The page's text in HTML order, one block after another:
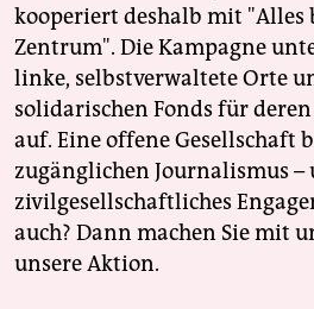
kooperiert deshalb mit
Zentrum". Die Kampagne
linke, selbstverwaltete Orte
solidarischen Fonds für
auf. Eine offene Gesellschaft
zugänglichen Journalismus –
zivilgesellschaftliches
auch? Dann machen Sie mit
unsere Aktion.